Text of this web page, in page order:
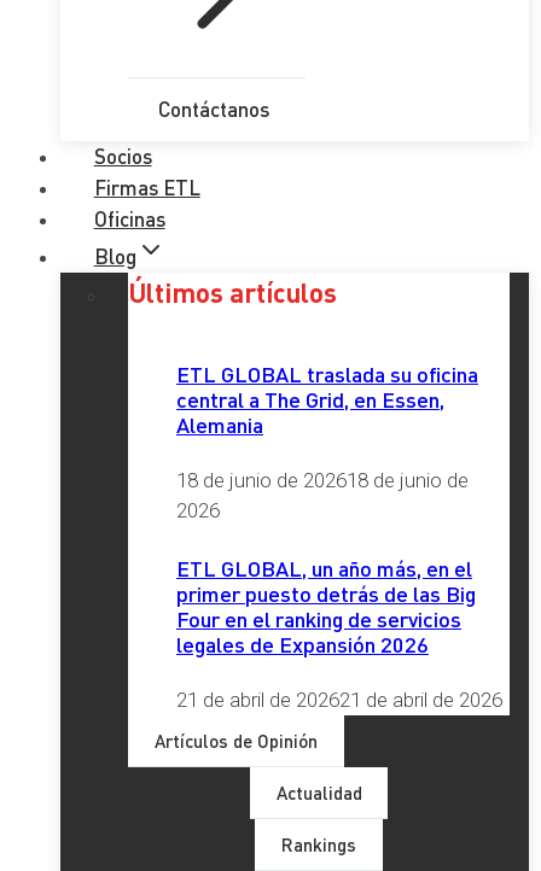
Contáctanos
Socios
Firmas ETL
Oficinas
Blog
Últimos artículos
ETL GLOBAL traslada su oficina
central a The Grid, en Essen,
Alemania
18 de junio de 202618 de junio de
2026
ETL GLOBAL, un año más, en el
primer puesto detrás de las Big
Four en el ranking de servicios
legales de Expansión 2026
21 de abril de 202621 de abril de 2026
Artículos de Opinión
Actualidad
Rankings